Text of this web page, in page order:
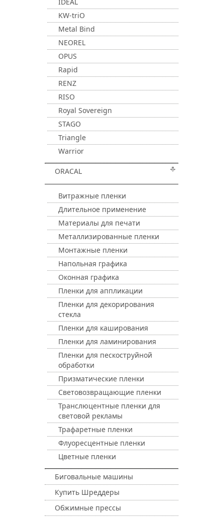
KW-triO
Metal Bind
NEOREL
OPUS
Rapid
RENZ
RISO
Royal Sovereign
STAGO
Triangle
Warrior
ORACAL
Витражные пленки
Длительное применение
Материалы для печати
Металлизированные пленки
Монтажные пленки
Напольная графика
Оконная графика
Пленки для аппликации
Пленки для декорирования
стекла
Пленки для каширования
Пленки для ламинирования
Пленки для пескоструйной
обработки
Призматические пленки
Световозвращающие пленки
Транслюцентные пленки для
световой рекламы
Трафаретные пленки
Флуоресцентные пленки
Цветные пленки
Биговальные машины
Купить Шреддеры
Обжимные прессы